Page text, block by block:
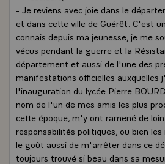
- Je reviens avec joie dans le
et dans cette ville de Guérêt. C'est
connais depuis ma jeunesse, je me
vécus pendant la guerre et la
département et aussi de l'une des
manifestations officielles auxquelles
l'inauguration du lycée Pierre
nom de l'un de mes amis les plus
cette époque, m'y ont ramené de
responsabilités politiques, ou bien
le goût aussi de m'arrêter dans ce
toujours trouvé si beau dans sa